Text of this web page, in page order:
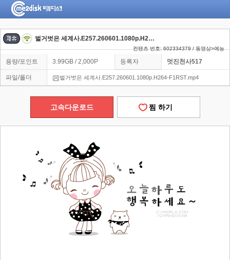
벌거벗은 세계사.E257.260601.1080p.H264-F1RST
컨텐츠 번호: 602334379 / 동영상>예능
용량/포인트 3.99GB / 2,000P 등록자 멋진천사517
파일/폴더 벌거벗은 세계사.E257.260601.1080p.H264-F1RST.mp4
고속다운로드 찜 하기